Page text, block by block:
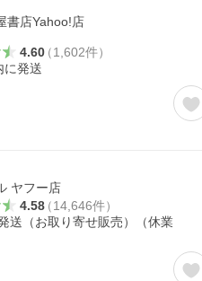
書店Yahoo!店
4.60（1,602件）
に発送
ヤフー店
4.58（14,646件）
送（お取り寄せ販売）（休業